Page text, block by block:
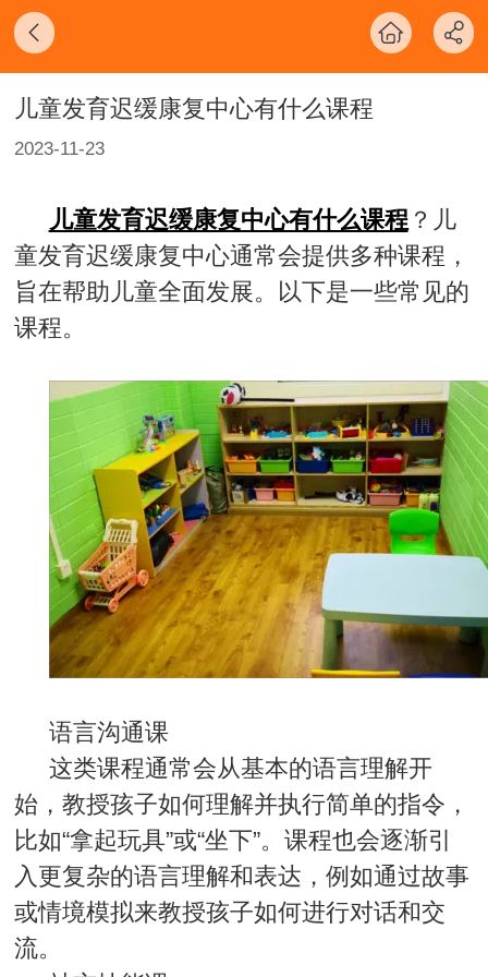
儿童发育迟缓康复中心有什么课程
2023-11-23
儿童发育迟缓康复中心有什么课程？儿
童发育迟缓康复中心通常会提供多种课程，
旨在帮助儿童全面发展。以下是一些常见的
课程。
语言沟通课
这类课程通常会从基本的语言理解开
始，教授孩子如何理解并执行简单的指令，
比如“拿起玩具”或“坐下”。课程也会逐渐引
入更复杂的语言理解和表达，例如通过故事
或情境模拟来教授孩子如何进行对话和交
流。